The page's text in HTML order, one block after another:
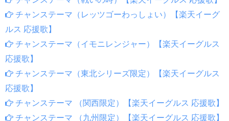
チャンステーマ（レッツゴーわっしょい）【楽天イーグ
ルス 応援歌】
チャンステーマ（イモニレンジャー）【楽天イーグルス
応援歌】
チャンステーマ（東北シリーズ限定）【楽天イーグルス
応援歌】
チャンステーマ （関西限定）【楽天イーグルス 応援歌】
チャンステーマ （九州限定）【楽天イーグルス 応援歌】